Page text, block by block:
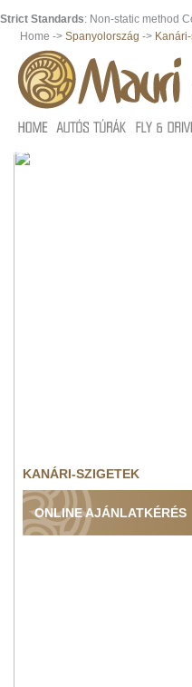
Strict Standards: Non-static method
Home -> Spanyolország ->
KANÁRI-SZIGETEK
ONLINE AJÁNLATKÉRÉS